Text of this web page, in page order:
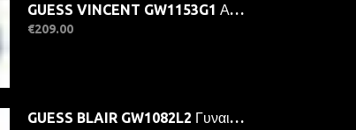
GUESS VINCENT GW1153G1 Ανδρικό Ρολόι Quatrz Ακριβείας
€209.00
GUESS BLAIR GW1082L2 Γυναικείο Ρολόι Quartz Ακριβείας